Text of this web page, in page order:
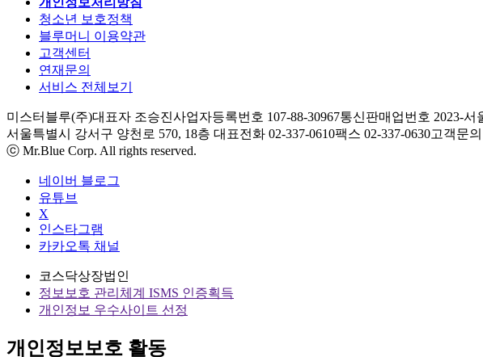
청소년 보호정책
블루머니 이용약관
고객센터
연재문의
서비스 전체보기
미스터블루(주)대표자 조승진사업자등록번호 107-88-30967통신판매업번호 2023-서
서울특별시 강서구 양천로 570, 18층 대표전화 02-337-0610팩스 02-337-0630고객문의
ⓒ Mr.Blue Corp. All rights reserved.
네이버 블로그
유튜브
X
인스타그램
카카오톡 채널
코스닥상장법인
정보보호 관리체계 ISMS 인증획득
개인정보 우수사이트 선정
개인정보보호 활동